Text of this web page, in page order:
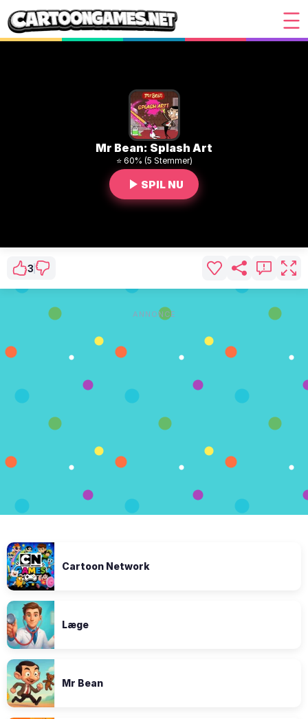
Mr Bean: Splash Art
⭐ 60% (5 Stemmer)
SPIL NU
3
ANNONCE
Cartoon Network
Læge
Mr Bean